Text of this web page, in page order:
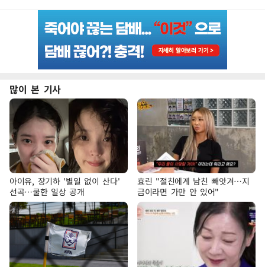
많이 본 기사
아이유, 장기하 '별일 없이 산다'
선곡…쿨한 일상 공개
효린 "절친에게 남친 빼앗겨…지
금이라면 가만 안 있어"